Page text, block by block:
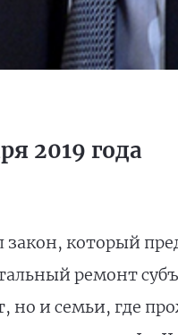
2019 года
закон, который
ремонт
но и семьи, где